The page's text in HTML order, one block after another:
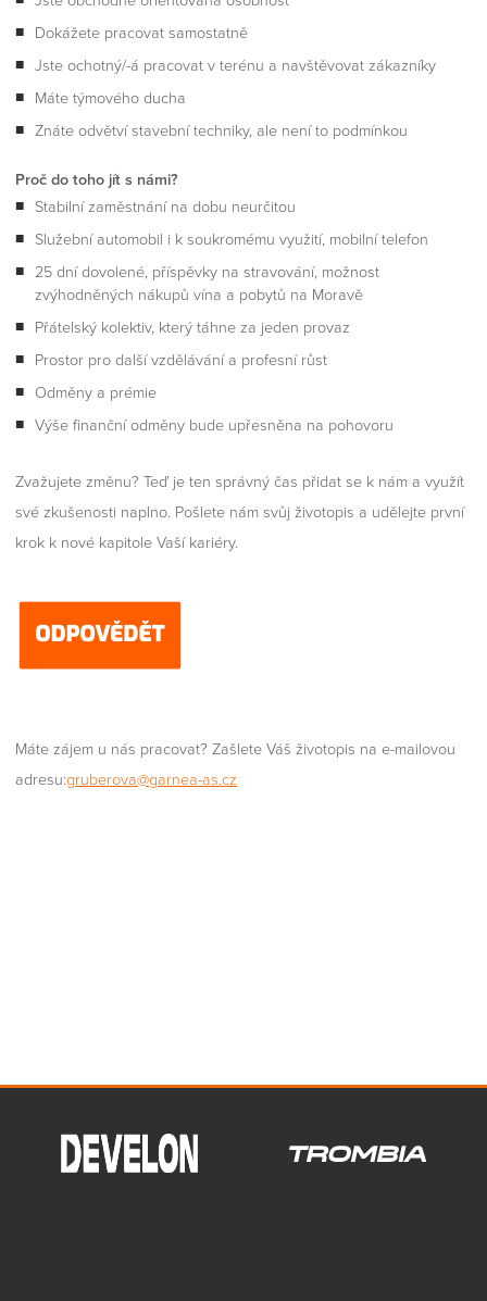
Dokážete pracovat samostatně
Jste ochotný/-á pracovat v terénu a navštěvovat zákazníky
Máte týmového ducha
Znáte odvětví stavební techniky, ale není to podmínkou
Proč do toho jít s námi?
Stabilní zaměstnání na dobu neurčitou
Služební automobil i k soukromému využití, mobilní telefon
25 dní dovolené, příspěvky na stravování, možnost
zvýhodněných nákupů vína a pobytů na Moravě
Přátelský kolektiv, který táhne za jeden provaz
Prostor pro další vzdělávání a profesní růst
Odměny a prémie
Výše finanční odměny bude upřesněna na pohovoru
Zvažujete změnu? Teď je ten správný čas přidat se k nám a využít
své zkušenosti naplno. Pošlete nám svůj životopis a udělejte první
krok k nové kapitole Vaší kariéry.
Máte zájem u nás pracovat? Zašlete Váš životopis na e-mailovou
adresu:gruberova@garnea-as.cz